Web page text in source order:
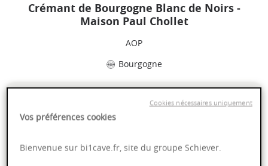
Crémant de Bourgogne Blanc de Noirs -
Maison Paul Chollet
AOP
Bourgogne
9,95 €
Vos préférences cookies
Bienvenue sur bi1cave.fr, site du groupe Schiever.
Cookies nécessaires uniquement